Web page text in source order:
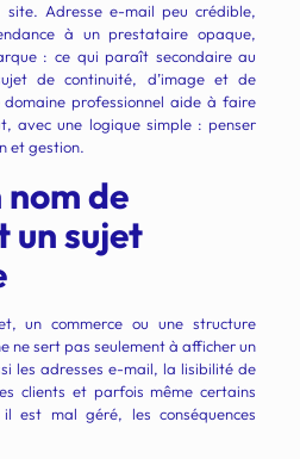
Adresse e-mail peu crédible,
à un prestataire opaque,
: ce qui paraît secondaire au
de continuité, d’image et de
professionnel aide à faire
avec une logique simple : penser
et gestion.
nom de
un sujet
un commerce ou une structure
ne sert pas seulement à afficher un
les adresses e-mail, la lisibilité de
clients et parfois même certains
est mal géré, les conséquences